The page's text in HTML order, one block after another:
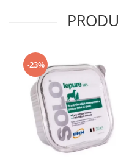
-23%